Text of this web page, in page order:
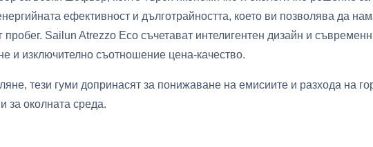
ефективност и дълготрайността, което ви позволява да
Sailun Atrezzo Eco съчетават интелигентен дизайн и
и изключително съотношение цена-качество.
тези гуми допринасят за понижаване на емисиите и разхода на
за околната среда.